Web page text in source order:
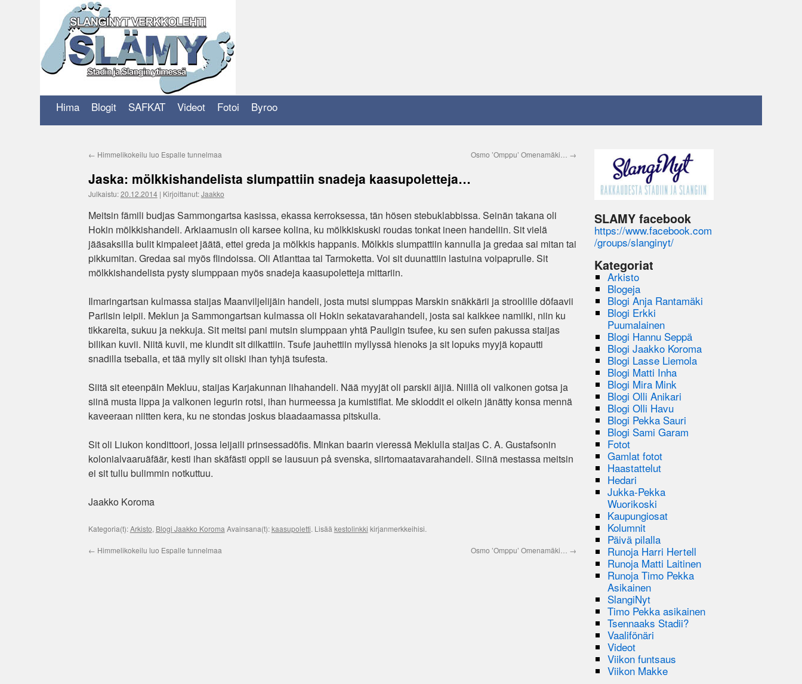
Hima Blogit SAFKAT Videot Fotoi Byroo
← Himmelikokeilu luo Espalle tunnelmaa Osmo ’Omppu’ Omenamäki… →
Jaska: mölkkishandelista slumpattiin snadeja kaasupoletteja…
Julkaistu:20.12.2014| Kirjoittanut:Jaakko
Meitsin fämili budjas Sammongartsa kasissa, ekassa kerroksessa, tän hösen stebuklabbissa. Seinän takana oli
Hokin mölkkishandeli. Arkiaamusin oli karsee kolina, ku mölkkiskuski roudas tonkat ineen handeliin. Sit vielä
jääsaksilla bulit kimpaleet jäätä, ettei greda ja mölkkis happanis. Mölkkis slumpattiin kannulla ja gredaa sai mitan tai
pikkumitan. Gredaa sai myös flindoissa. Oli Atlanttaa tai Tarmoketta. Voi sit duunattiin lastuina voipaprulle. Sit
mölkkishandelista pysty slumppaan myös snadeja kaasupoletteja mittariin.
Ilmaringartsan kulmassa staijas Maanviljelijäin handeli, josta mutsi slumppas Marskin snäkkärii ja stroolille döfaavii
Pariisin leipii. Meklun ja Sammongartsan kulmassa oli Hokin sekatavarahandeli, josta sai kaikkee namiiki, niin ku
tikkareita, sukuu ja nekkuja. Sit meitsi pani mutsin slumppaan yhtä Pauligin tsufee, ku sen sufen pakussa staijas
bilikan kuvii. Niitä kuvii, me klundit sit dilkattiin. Tsufe jauhettiin myllyssä hienoks ja sit lopuks myyjä kopautti
snadilla tseballa, et tää mylly sit oliski ihan tyhjä tsufesta.
Siitä sit eteenpäin Mekluu, staijas Karjakunnan lihahandeli. Nää myyjät oli parskii äijiä. Niillä oli valkonen gotsa ja
siinä musta lippa ja valkonen legurin rotsi, ihan hurmeessa ja kumistiflat. Me skloddit ei oikein jänätty konsa mennä
kaveeraan niitten kera, ku ne stondas joskus blaadaamassa pitskulla.
Sit oli Liukon kondittoori, jossa leijaili prinsessadöfis. Minkan baarin vieressä Meklulla staijas C. A. Gustafsonin
kolonialvaaruäfäär, kesti ihan skäfästi oppii se lausuun på svenska, siirtomaatavarahandeli. Siinä mestassa meitsin
ei sit tullu bulimmin notkuttuu.
Jaakko Koroma
Kategoria(t):Arkisto, Blogi Jaakko Koroma Avainsana(t):kaasupoletti. Lisää kestolinkki kirjanmerkkeihisi.
← Himmelikokeilu luo Espalle tunnelmaa Osmo ’Omppu’ Omenamäki… →
SLAMY facebook
https://www.facebook.com
/groups/slanginyt/
Kategoriat
Arkisto
Blogeja
Blogi Anja Rantamäki
Blogi Erkki
Puumalainen
Blogi Hannu Seppä
Blogi Jaakko Koroma
Blogi Lasse Liemola
Blogi Matti Inha
Blogi Mira Mink
Blogi Olli Anikari
Blogi Olli Havu
Blogi Pekka Sauri
Blogi Sami Garam
Fotot
Gamlat fotot
Haastattelut
Hedari
Jukka-Pekka
Wuorikoski
Kaupungiosat
Kolumnit
Päivä pilalla
Runoja Harri Hertell
Runoja Matti Laitinen
Runoja Timo Pekka
Asikainen
SlangiNyt
Timo Pekka asikainen
Tsennaaks Stadii?
Vaalifönäri
Videot
Viikon funtsaus
Viikon Makke